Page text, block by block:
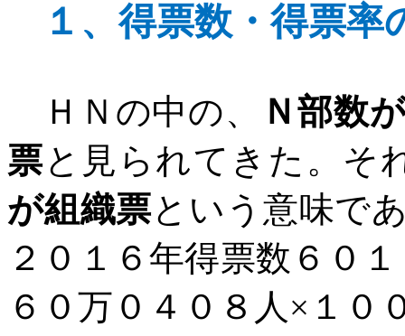
１、得票数・得票率
ＨＮの中の、
Ｎ部数
票と見られてきた。そ
が組織票という意味で
２０１６年得票数６０
６０万０４０８人×１０